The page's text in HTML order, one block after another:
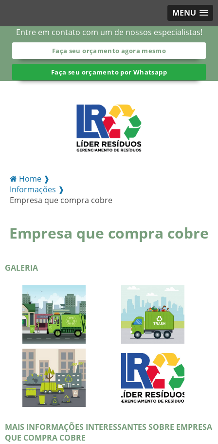
MENU
Entre em contato com um de nossos especialistas!
Faça seu orçamento agora mesmo
Faça seu orçamento por Whatsapp
Home ❱
Informações ❱
Empresa que compra cobre
Empresa que compra cobre
GALERIA
MAIS INFORMAÇÕES INTERESSANTES SOBRE EMPRESA
QUE COMPRA COBRE